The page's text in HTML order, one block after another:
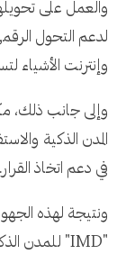
والعمل على
لدعم التحول
وإنترنت الأشياء
وإلى جانب ذلك،
المدن الذكية
في دعم اتخاذ القرار.